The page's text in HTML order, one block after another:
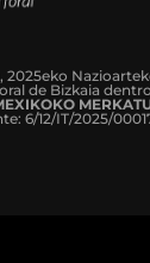
de Bizkaia
6/12/IT/2025/